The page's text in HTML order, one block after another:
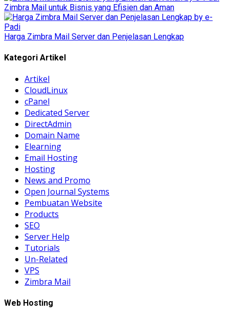
Zimbra Mail untuk Bisnis yang Efisien dan Aman
Harga Zimbra Mail Server dan Penjelasan Lengkap
Kategori Artikel
Artikel
CloudLinux
cPanel
Dedicated Server
DirectAdmin
Domain Name
Elearning
Email Hosting
Hosting
News and Promo
Open Journal Systems
Pembuatan Website
Products
SEO
Server Help
Tutorials
Un-Related
VPS
Zimbra Mail
Web Hosting